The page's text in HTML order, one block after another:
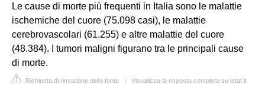
Le cause di morte più frequenti in Italia sono le malattie
ischemiche del cuore (75.098 casi), le malattie
cerebrovascolari (61.255) e altre malattie del cuore
(48.384). I tumori maligni figurano tra le principali cause
di morte.
Richiesta di rimozione della fonte | Visualizza la risposta completa su istat.it